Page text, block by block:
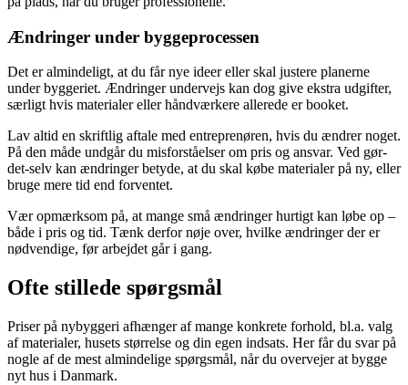
Ændringer under byggeprocessen
Det er almindeligt, at du får nye ideer eller skal justere planerne
under byggeriet. Ændringer undervejs kan dog give ekstra udgifter,
særligt hvis materialer eller håndværkere allerede er booket.
Lav altid en skriftlig aftale med entreprenøren, hvis du ændrer noget.
På den måde undgår du misforståelser om pris og ansvar. Ved gør-
det-selv kan ændringer betyde, at du skal købe materialer på ny, eller
bruge mere tid end forventet.
Vær opmærksom på, at mange små ændringer hurtigt kan løbe op –
både i pris og tid. Tænk derfor nøje over, hvilke ændringer der er
nødvendige, før arbejdet går i gang.
Ofte stillede spørgsmål
Priser på nybyggeri afhænger af mange konkrete forhold, bl.a. valg
af materialer, husets størrelse og din egen indsats. Her får du svar på
nogle af de mest almindelige spørgsmål, når du overvejer at bygge
nyt hus i Danmark.